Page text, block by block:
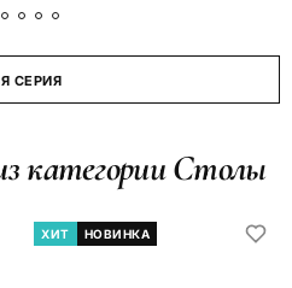
СЕРИЯ
категории Столы
ХИТ НОВИНКА